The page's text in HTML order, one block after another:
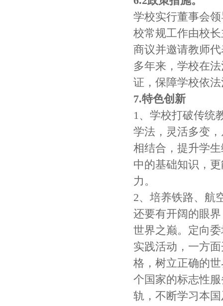
学校实行董事会
校常规工作由校
商议并邀请教师
多年来，学校在
证，保障学校依
7.特色创新
1、学校打破传统
学法，灵活多变
相结合，提升学
中的基础知识，
力。
2、培养铁路、航
还要有开阔的眼
世界之巅。定向
实践活动，一方
格，树立正确的
个国家的标志性
轨，不断学习本